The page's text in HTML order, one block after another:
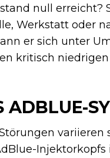
null erreicht?
Werkstatt oder
er sich unter
kritisch
variieren
Injektorkopfs